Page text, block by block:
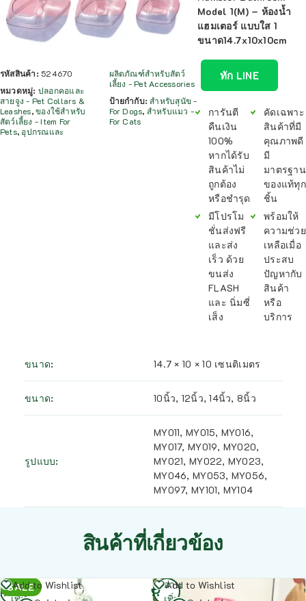
รหัสสินค้า: 524670
หมวดหมู่: ปลอกคอและ
สายจูง - Pet Collars &
Leashes,ของใช้สำหรับ
สัตว์เลี้ยง - Item For
Pets, อุปกรณและ
ผลิตภัณฑ์สำหรับสัตว์
เลี้ยง - Pet Accessories
ป้ายกำกับ:สำหรับสุนัข -
For Dogs, สำหรับแมว -
For Cats
Model 1(M) – ห้องน้ำ
แฮมเตอร์ แบบใส 1
ขนาด14.7x10x10cm
ทัก LINE
การันตี
คืนเงิน
100%
หากได้รับ
สินค้าไม่
ถูกต้อง
หรือชำรุด
มีโปรโม
ชั่นส่งฟรี
และส่ง
เร็ว ด้วย
ขนส่ง
FLASH
และ นิ่มซี่
เส็ง
คัดเฉพาะ
สินค้าที่มี
คุณภาพดี
มี
มาตรฐาน
ของแท้ทุก
ชิ้น
พร้อมให้
ความช่วย
เหลือเมื่อ
ประสบ
ปัญหากับ
สินค้า
หรือ
บริการ
ขนาด 14.7 × 10 × 10 เซนติเมตร
ขนาด 10นิ้ว, 12นิ้ว, 14นิ้ว, 8นิ้ว
รูปแบบ
MY011, MY015, MY016,
MY017, MY019, MY020,
MY021, MY022, MY023,
MY046, MY053, MY056,
MY097, MY101, MY104
สินค้าที่เกี่ยวข้อง
SALE
Add to Wishlist
อ่าน
เพิ่ม
Add to Wishlist
อ่าน
เพิ่ม